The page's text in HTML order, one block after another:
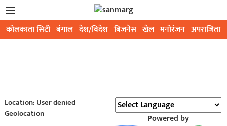
कोलकाता सिटी बंगाल देश/विदेश बिजनेस खेल मनोरंजन अपराजिता
Location: User denied
Geolocation
Powered by